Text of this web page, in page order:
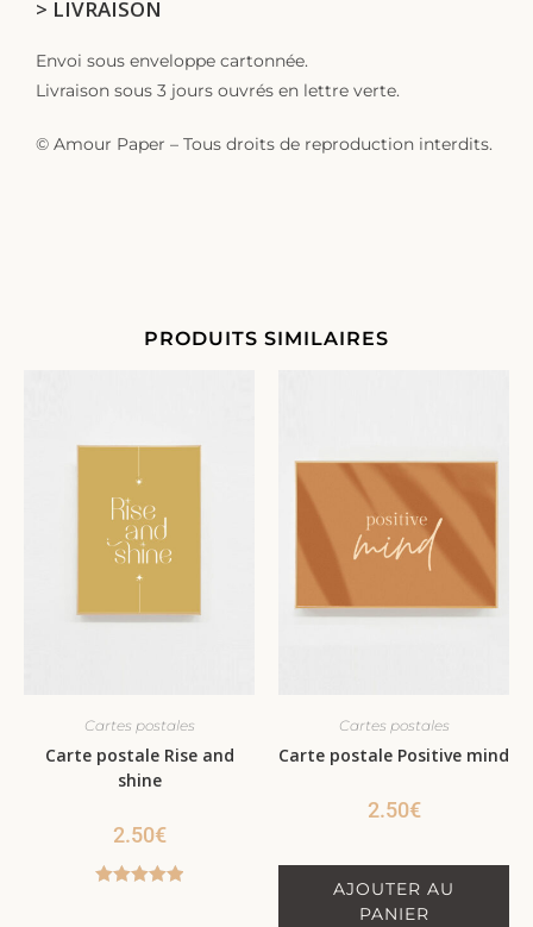
> LIVRAISON
Envoi sous enveloppe cartonnée.
Livraison sous 3 jours ouvrés en lettre verte.
© Amour Paper – Tous droits de reproduction interdits.
PRODUITS SIMILAIRES
Cartes postales
Carte postale Rise and
shine
2.50€
Cartes postales
Carte postale Positive mind
2.50€
AJOUTER AU
PANIER